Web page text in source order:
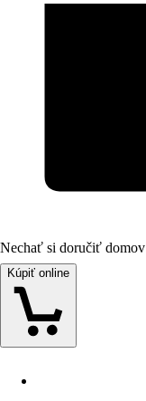
Nechať si doručiť domov
Kúpiť online